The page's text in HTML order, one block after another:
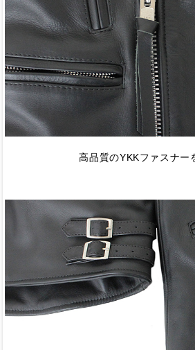
高品質のYKKファスナー